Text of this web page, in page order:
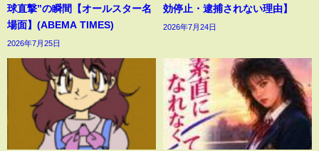
球直撃”の瞬間【オールスター名
場面】(ABEMA TIMES)
2026年7月25日
効停止・逮捕されない理由】
2026年7月24日